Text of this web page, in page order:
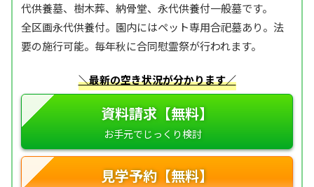
代供養墓、樹木葬、納骨堂、永代供養付一般墓です。
全区画永代供養付。園内にはペット専用合祀墓あり。法
要の施行可能。毎年秋に合同慰霊祭が行われます。
＼最新の空き状況が分かります／
資料請求【無料】
見学予約【無料】